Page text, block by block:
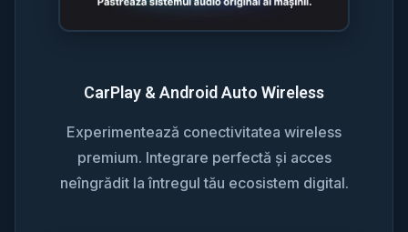
CarPlay & Android Auto Wireless
Experimentează conectivitatea wireless
premium. Integrare perfectă și acces
neîngrădit la întregul tău ecosistem digital.